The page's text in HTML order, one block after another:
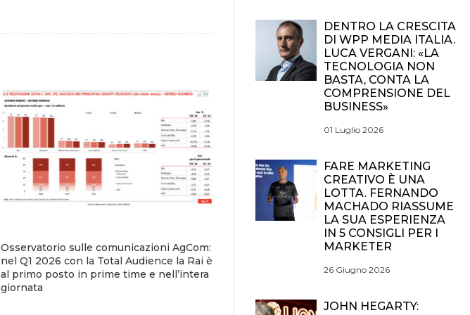
Osservatorio sulle comunicazioni AgCom:
nel Q1 2026 con la Total Audience la Rai è
al primo posto in prime time e nell’intera
giornata
DENTRO LA CRESCITA
DI WPP MEDIA ITALIA.
LUCA VERGANI: «LA
TECNOLOGIA NON
BASTA, CONTA LA
COMPRENSIONE DEL
BUSINESS»
01 Luglio 2026
FARE MARKETING
CREATIVO È UNA
LOTTA. FERNANDO
MACHADO RIASSUME
LA SUA ESPERIENZA
IN 5 CONSIGLI PER I
MARKETER
26 Giugno 2026
JOHN HEGARTY: